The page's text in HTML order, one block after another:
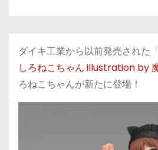
ダイキ工業から以前発売された
しろねこちゃん illustration by
ろねこちゃんが新たに登場！